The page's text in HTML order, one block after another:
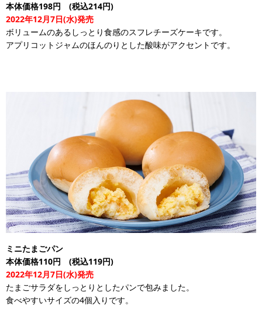
本体価格198円 (税込214円)
2022年12月7日(水)発売
ボリュームのあるしっとり食感のスフレチーズケーキです。
アプリコットジャムのほんのりとした酸味がアクセントです。
ミニたまごパン
本体価格110円 (税込119円)
2022年12月7日(水)発売
たまごサラダをしっとりとしたパンで包みました。
食べやすいサイズの4個入りです。